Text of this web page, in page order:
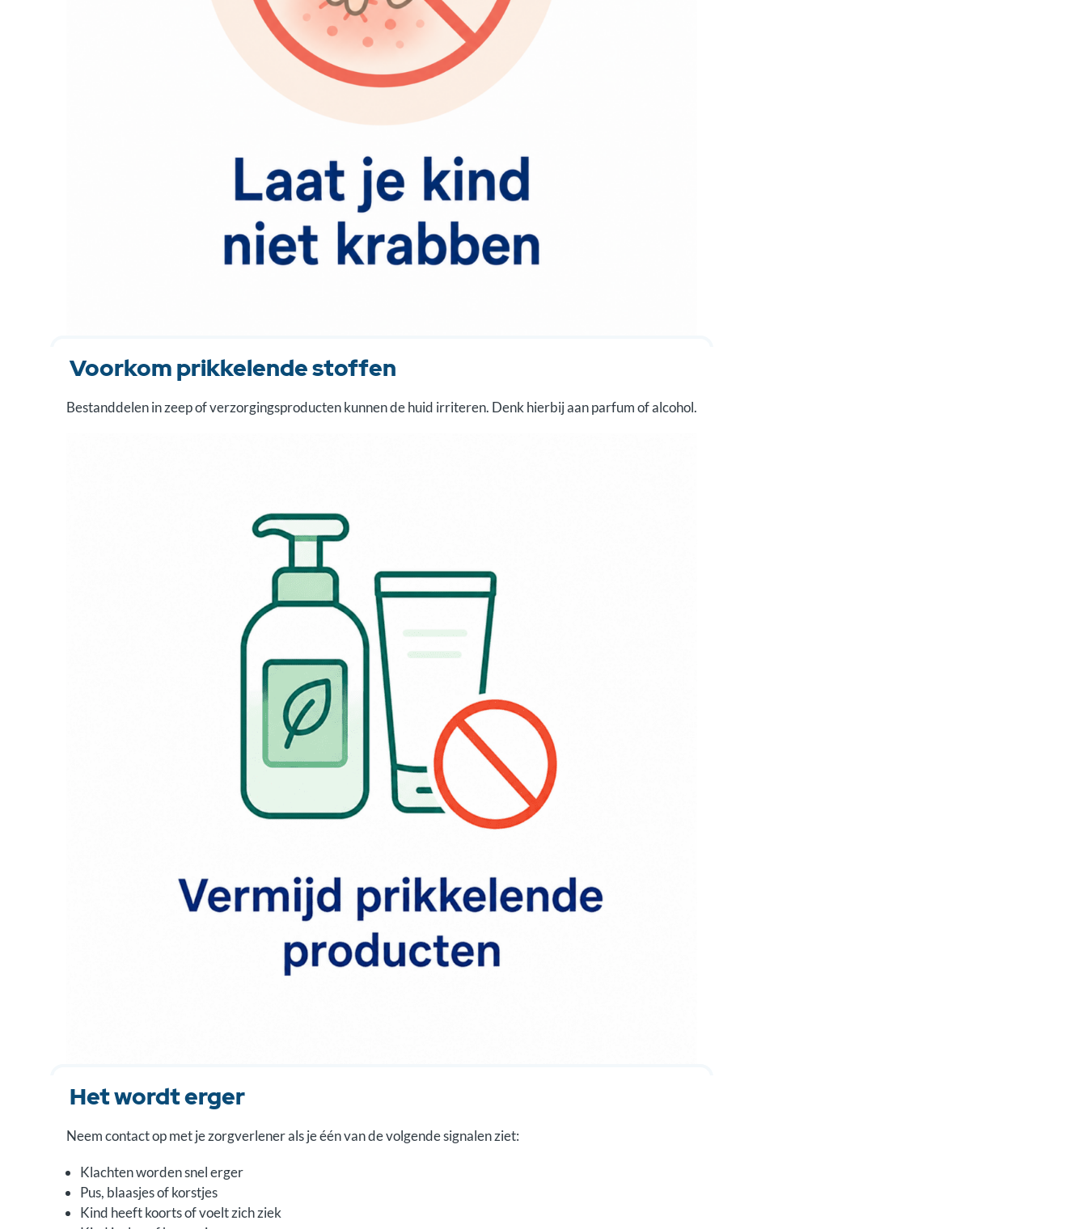
Voorkom prikkelende stoffen
Bestanddelen in zeep of verzorgingsproducten kunnen de huid irriteren. Denk hierbij aan parfum of alcohol.
Het wordt erger
Neem contact op met je zorgverlener als je één van de volgende signalen ziet:
Klachten worden snel erger
Pus, blaasjes of korstjes
Kind heeft koorts of voelt zich ziek